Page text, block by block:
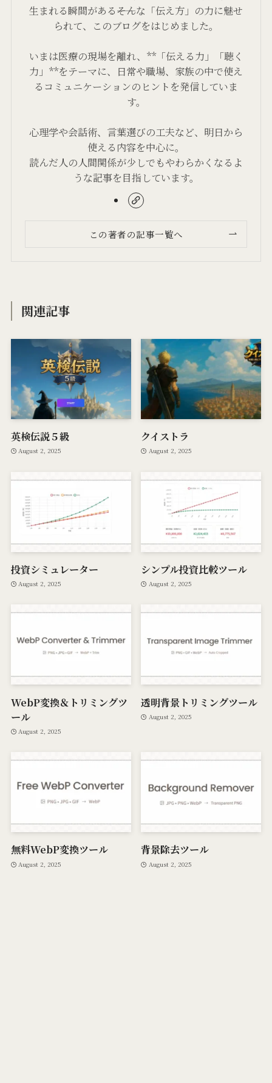
生まれる瞬間がある――そんな「伝え方」の力に魅せ
られて、このブログをはじめました。
いまは医療の現場を離れ、**「伝える力」「聴く
力」**をテーマに、日常や職場、家族の中で使え
るコミュニケーションのヒントを発信していま
す。
心理学や会話術、言葉選びの工夫など、明日から
使える内容を中心に。
読んだ人の人間関係が少しでもやわらかくなるよ
うな記事を目指しています。
この著者の記事一覧へ
関連記事
英検伝説５級
August 2, 2025
クイストラ
August 2, 2025
投資シミュレーター
August 2, 2025
シンプル投資比較ツール
August 2, 2025
WebP変換＆トリミングツ
ール
August 2, 2025
透明背景トリミングツール
August 2, 2025
無料WebP変換ツール
August 2, 2025
背景除去ツール
August 2, 2025